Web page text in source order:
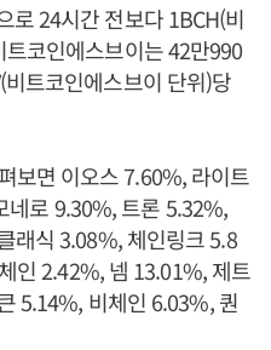
로 24시간 전보다 1BCH(비
코인에스브이는 42만990
트코인에스브이 단위)당
보면 이오스 7.60%, 라이트
네로 9.30%, 트론 5.32%,
래식 3.08%, 체인링크 5.8
인 2.42%, 넴 13.01%, 제트
5.14%, 비체인 6.03%, 퀀